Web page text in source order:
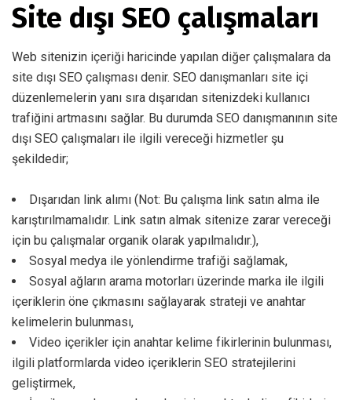
Site dışı SEO çalışmaları
Web sitenizin içeriği haricinde yapılan diğer çalışmalara da
site dışı SEO çalışması denir. SEO danışmanları site içi
düzenlemelerin yanı sıra dışarıdan sitenizdeki kullanıcı
trafiğini artmasını sağlar. Bu durumda SEO danışmanının site
dışı SEO çalışmaları ile ilgili vereceği hizmetler şu
şekildedir;
Dışarıdan link alımı (Not: Bu çalışma link satın alma ile
karıştırılmamalıdır. Link satın almak sitenize zarar vereceği
için bu çalışmalar organik olarak yapılmalıdır.),
Sosyal medya ile yönlendirme trafiği sağlamak,
Sosyal ağların arama motorları üzerinde marka ile ilgili
içeriklerin öne çıkmasını sağlayarak strateji ve anahtar
kelimelerin bulunması,
Video içerikler için anahtar kelime fikirlerinin bulunması,
ilgili platformlarda video içeriklerin SEO stratejilerini
geliştirmek,